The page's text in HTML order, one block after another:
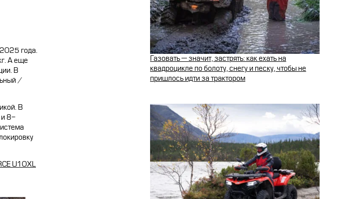
года.
А еще
В
/
В
и 8-
U10XL
Газовать — значит, застрять: как ехать на
квадроцикле по болоту, снегу и песку, чтобы не
пришлось идти за трактором